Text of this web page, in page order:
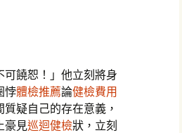
饒恕！」他立刻將身
悖體檢推薦論健檢費用
質疑自己的存在意義，
豪見巡迴健檢狀，立刻